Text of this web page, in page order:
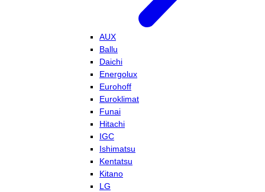
AUX
Ballu
Daichi
Energolux
Eurohoff
Euroklimat
Funai
Hitachi
IGC
Ishimatsu
Kentatsu
Kitano
LG